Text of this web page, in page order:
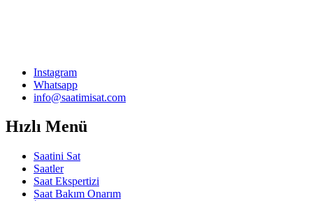
Instagram
Whatsapp
info@saatimisat.com
Hızlı Menü
Saatini Sat
Saatler
Saat Ekspertizi
Saat Bakım Onarım